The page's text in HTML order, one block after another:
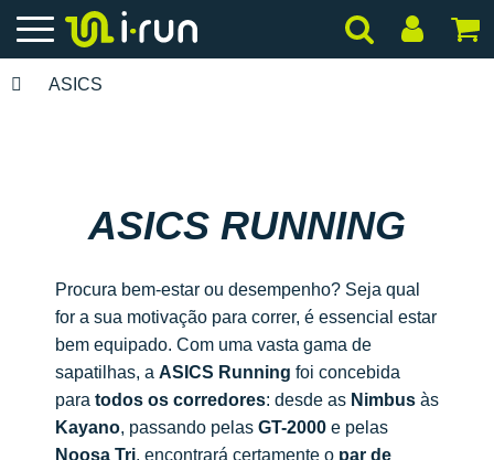
ASICS
ASICS RUNNING
Procura bem-estar ou desempenho? Seja qual
for a sua motivação para correr, é essencial estar
bem equipado. Com uma vasta gama de
sapatilhas, a ASICS Running foi concebida
para todos os corredores: desde as Nimbus às
Kayano, passando pelas GT-2000 e pelas
Noosa Tri, encontrará certamente o par de